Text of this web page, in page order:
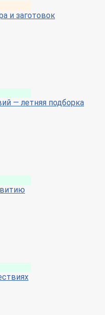
и заготовок
— летняя подборка